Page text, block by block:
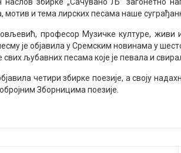
мотив и тема лирских песама наше
професор Музичке културе, живи
је објавила у Сремским новинама у
свих љубавних песама које је певала и
четири збирке поезије, а своју
Зборницима поезије.